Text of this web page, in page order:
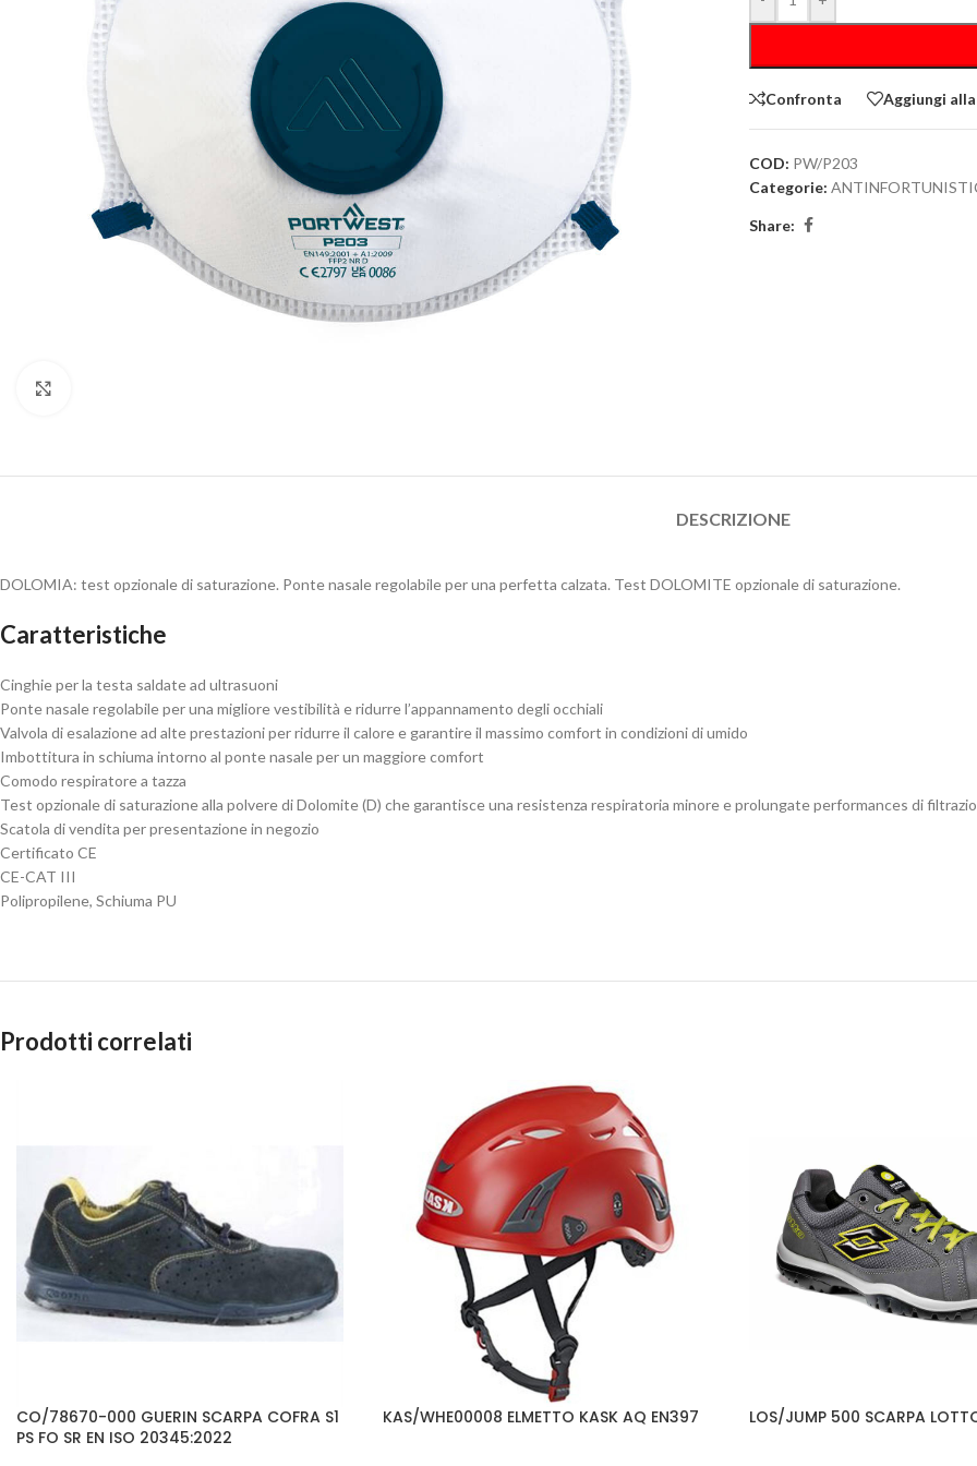
Confronta Aggiungi
COD: PW/P203
Categorie:
Share:
DESCRIZIONE
DOLOMIA: test opzionale di saturazione. Ponte nasale regolabile per una perfetta calzata. Test DOLOMITE opzionale di saturazione.
Caratteristiche
Cinghie per la testa saldate ad ultrasuoni
Ponte nasale regolabile per una migliore vestibilità e ridurre l’appannamento degli occhiali
Valvola di esalazione ad alte prestazioni per ridurre il calore e garantire il massimo comfort in condizioni di umido
Imbottitura in schiuma intorno al ponte nasale per un maggiore comfort
Comodo respiratore a tazza
Test opzionale di saturazione alla polvere di Dolomite (D) che garantisce una resistenza respiratoria minore e prolungate performances di
Scatola di vendita per presentazione in negozio
Certificato CE
CE-CAT III
Polipropilene, Schiuma PU
Prodotti correlati
CO/78670-000 GUERIN SCARPA COFRA S1
PS FO SR EN ISO 20345:2022
KAS/WHE00008 ELMETTO KASK AQ EN397 LOS/JUMP 500 SCARPA